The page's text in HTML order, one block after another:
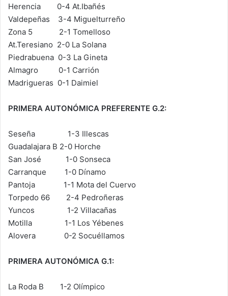
Herencia 0-4 At.Ibañés
Valdepeñas 3-4 Miguelturreño
Zona 5 2-1 Tomelloso
At.Teresiano 2-0 La Solana
Piedrabuena 0-3 La Gineta
Almagro 0-1 Carrión
Madrigueras 0-1 Daimiel
PRIMERA AUTONÓMICA PREFERENTE G.2:
Seseña 1-3 Illescas
Guadalajara B 2-0 Horche
San José 1-0 Sonseca
Carranque 1-0 Dínamo
Pantoja 1-1 Mota del Cuervo
Torpedo 66 2-4 Pedroñeras
Yuncos 1-2 Villacañas
Motilla 1-1 Los Yébenes
Alovera 0-2 Socuéllamos
PRIMERA AUTONÓMICA G.1:
La Roda B 1-2 Olímpico